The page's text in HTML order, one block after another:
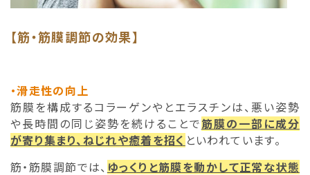
【筋・筋膜調節の効果】
・滑走性の向上
筋膜を構成するコラーゲンやとエラスチンは、悪い姿勢
や長時間の同じ姿勢を続けることで筋膜の一部に成分
が寄り集まり、ねじれや癒着を招く といわれています。
筋・筋膜調節では、 ゆっくりと筋膜を動かして正常な状態